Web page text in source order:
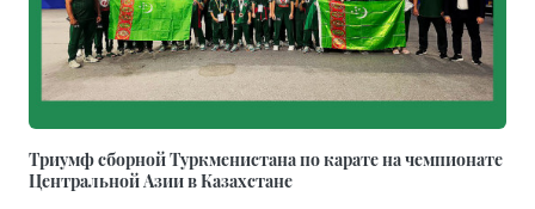
Триумф сборной Туркменистана по карате на чемпионате
Центральной Азии в Казахстане